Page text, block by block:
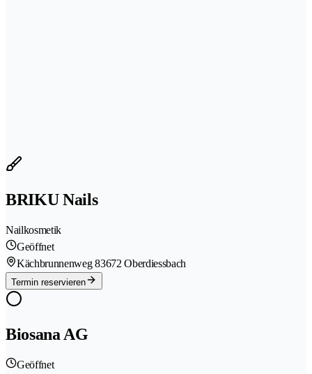
BRIKU Nails
Nailkosmetik
Geöffnet
Kächbrunnenweg 83672 Oberdiessbach
Termin reservieren
Biosana AG
Geöffnet